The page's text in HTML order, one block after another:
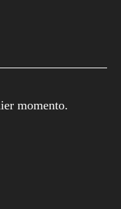
momento.